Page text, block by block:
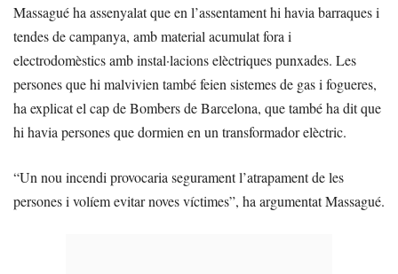
Massagué ha assenyalat que en l’assentament hi havia barraques i
tendes de campanya, amb material acumulat fora i
electrodomèstics amb instal·lacions elèctriques punxades. Les
persones que hi malvivien també feien sistemes de gas i fogueres,
ha explicat el cap de Bombers de Barcelona, que també ha dit que
hi havia persones que dormien en un transformador elèctric.
“Un nou incendi provocaria segurament l’atrapament de les
persones i volíem evitar noves víctimes”, ha argumentat Massagué.